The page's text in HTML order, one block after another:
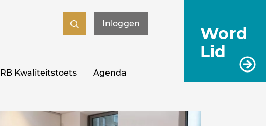
Word
Lid
Inloggen
RB Kwaliteitstoets
Agenda